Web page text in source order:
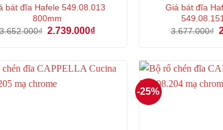
bát đĩa Hafele 549.08.013
800mm
3.652.000₫ Giá
2.739.000₫Giá
2.739.000₫.
Giá bát đĩa
3.677.000₫
-25%